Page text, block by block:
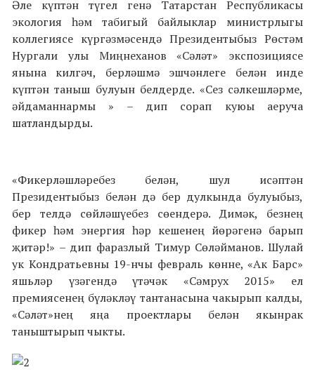
Әле күптән түгел генә Татарстан Республикасы
экология һәм табигый байлыклар министрлыгы
коллегиясе күргәзмәсендә Президентыбыз Рөстәм
Нургали улы Миңнеханов «Сәләт» экспозициясе
янына килгәч, берләшмә эшчәнлеге белән инде
күптән таныш булуын белдерде. «Сез сәлкешләрме,
әйдаманнармы » – дип сорап куюы аеруча
шатландырды.
«Фикерләшләребез белән, шул исәптән
Президентыбыз белән дә бер дулкында булуыбыз,
бер телдә сөйләшүебез сөендерә. Димәк, безнең
фикер һәм энергия һәр кешенең йөрәгенә барып
җитәр!» – дип фаразлый Тимур Сөләйманов. Шулай
ук Кондратьевны 19-нчы февраль көнне, «Ак Барс»
яшьләр үзәгендә үтәчәк «Сәмрух 2015» ел
премиясенең бүләкләү тантанасына чакырып калды,
«Сәләт»нең яңа проектлары белән якынрак
таныштырып чыкты.